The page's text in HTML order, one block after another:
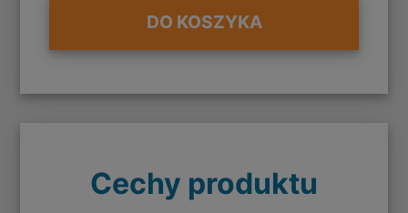
DO KOSZYKA
Cechy produktu